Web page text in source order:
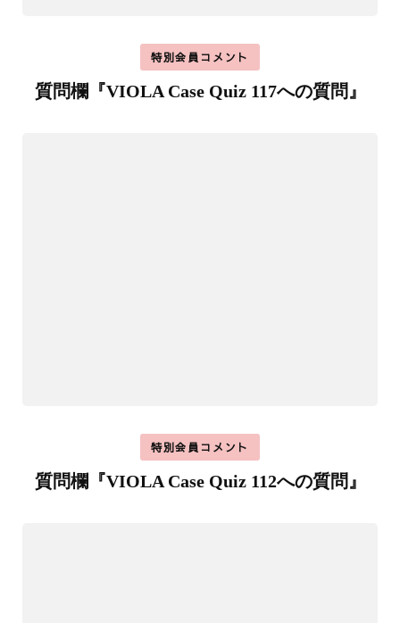
特別会員コメント
質問欄『VIOLA Case Quiz 117への質問』
特別会員コメント
質問欄『VIOLA Case Quiz 112への質問』